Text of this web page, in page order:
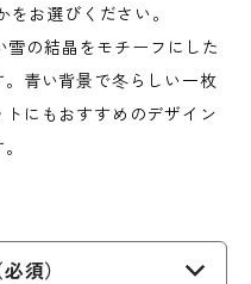
お選びください。
の結晶をモチーフにした
青い背景で冬らしい一枚
にもおすすめのデザイン
須）